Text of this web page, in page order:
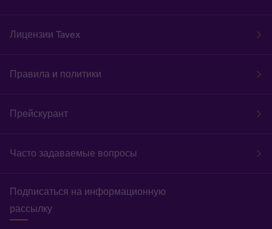
Лицензии Tavex
Правила и политики
Прейскурант
Часто задаваемые вопросы
Подписаться на информационную
рассылку